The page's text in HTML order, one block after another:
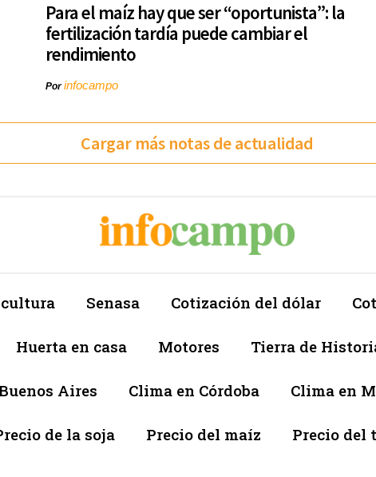
Para el maíz hay que ser “oportunista”: la
fertilización tardía puede cambiar el
rendimiento
Porinfocampo
Cargar más notas de actualidad
Senasa Cotización del dólar
Huerta en casa Motores Tierra de
Aires Clima en Córdoba Clima en
de la soja Precio del maíz Precio del